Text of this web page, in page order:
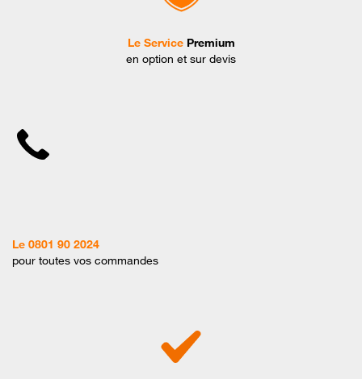
Le Service Premium
en option et sur devis
Le 0801 90 2024
pour toutes vos commandes